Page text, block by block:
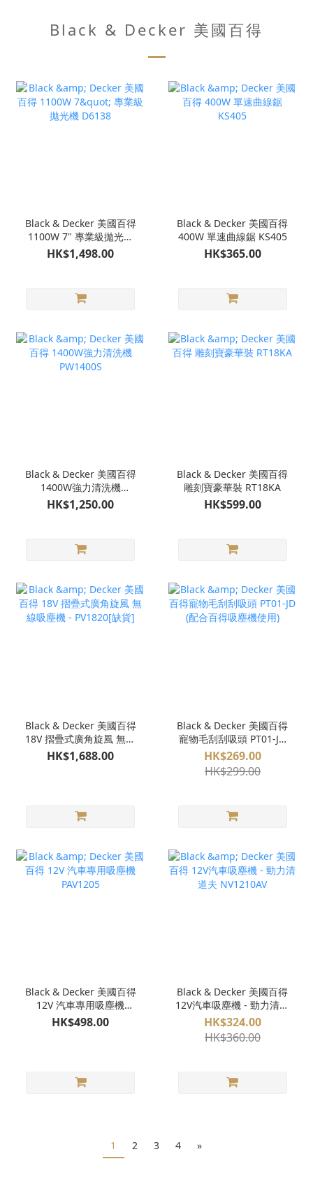
Black & Decker 美國百得
Black & Decker 美國百得
1100W 7" 專業級拋光機
D6138
HK$1,498.00
Black & Decker 美國百得
400W 單速曲線鋸 KS405
HK$365.00
Black & Decker 美國百得
1400W強力清洗機
PW1400S
HK$1,250.00
Black & Decker 美國百得
雕刻寶豪華裝 RT18KA
HK$599.00
Black & Decker 美國百得
18V 摺疊式廣角旋風 無線
吸塵機 - PV1820[缺貨]
HK$1,688.00
Black & Decker 美國百得
寵物毛刮刮吸頭 PT01-JD
(配合百得吸塵機使用)
HK$269.00
HK$299.00
Black & Decker 美國百得
12V 汽車專用吸塵機
PAV1205
HK$498.00
Black & Decker 美國百得
12V汽車吸塵機 - 勁力清道
夫 NV1210AV
HK$324.00
HK$360.00
1 2 3 4 »